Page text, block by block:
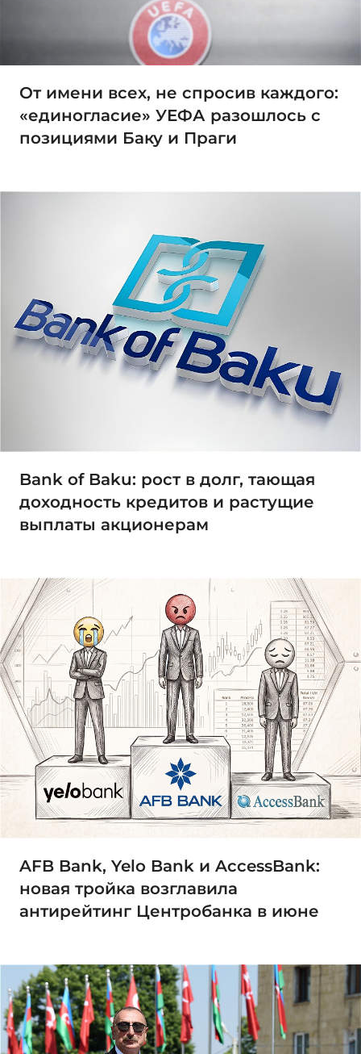
От имени всех, не спросив каждого:
«единогласие» УЕФА разошлось с
позициями Баку и Праги
Bank of Baku: рост в долг, тающая
доходность кредитов и растущие
выплаты акционерам
AFB Bank, Yelo Bank и AccessBank:
новая тройка возглавила
антирейтинг Центробанка в июне